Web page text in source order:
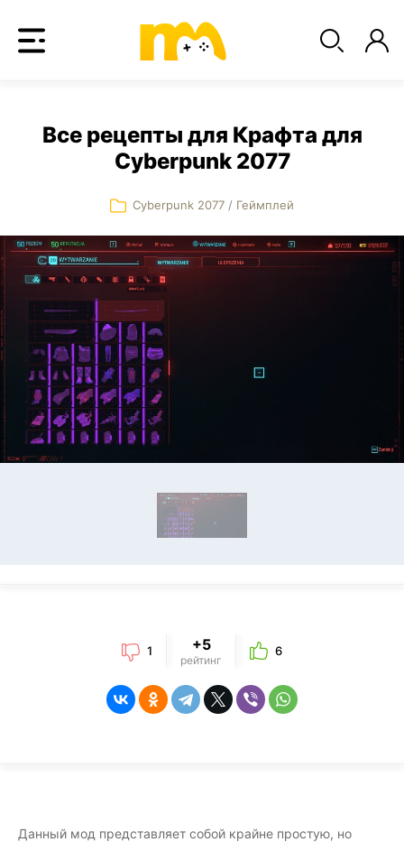
Все рецепты для Крафта для
Cyberpunk 2077
Cyberpunk 2077 / Геймплей
1 +5
рейтинг
6
Данный мод представляет собой крайне простую, но